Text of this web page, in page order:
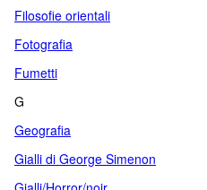
Filosofie orientali
Fotografia
Fumetti
G
Geografia
Gialli di George Simenon